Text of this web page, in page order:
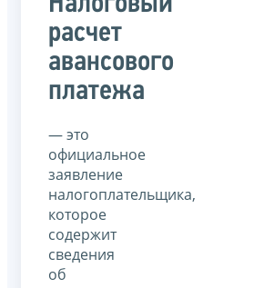
расчет
авансового
платежа
— это
официальное
заявление
налогоплательщика,
которое
содержит
сведения
об